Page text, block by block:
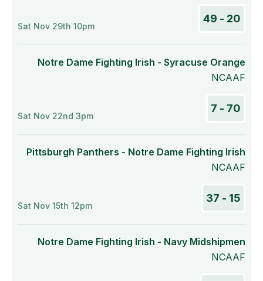
20 - 49
Sat Nov 29th 10pm
Notre Dame Fighting Irish - Syracuse Orange
NCAAF
70 - 7
Sat Nov 22nd 3pm
Pittsburgh Panthers - Notre Dame Fighting Irish
NCAAF
15 - 37
Sat Nov 15th 12pm
Notre Dame Fighting Irish - Navy Midshipmen
NCAAF